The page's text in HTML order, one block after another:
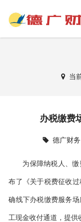
当
办税缴费
德广
为保障纳税人、
布了《关于税费征收
确线下办税缴费服务
工现金收付通道，提供